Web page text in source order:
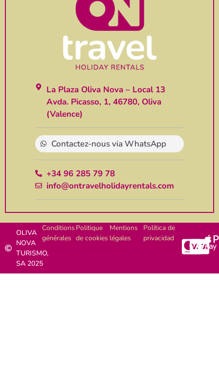
La Plaza Oliva Nova – Local 13
Avda. Picasso, 1, 46780, Oliva
(Valence)
Contactez-nous via WhatsApp
+34 96 285 79 78
info@ontravelholidayrentals.com
OLIVA
NOVA
TURISMO,
SA 2025
Conditions
générales
Politique
de cookies
Mentions
légales
Política de
privacidad